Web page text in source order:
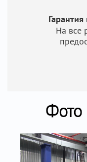
На все
Фото